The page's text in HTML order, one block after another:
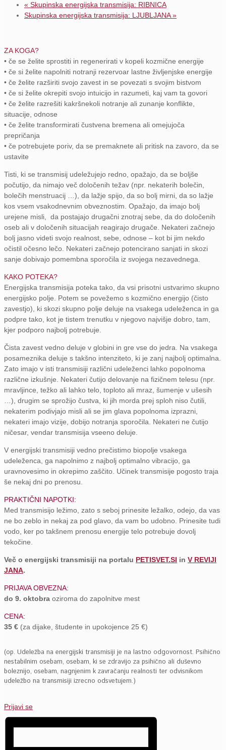
« Skupinska energijska transmisija: RIBNICA
Skupinska energijska transmisija: LJUBLJANA»
ZA KOGA?
• če se želite sprostiti in regenerirati v kopeli kozmične energije
• če si želite napolniti notranji rezervoar lastne življenjske energije
• če želite razširiti svojo zavest in se povezati s svojim bistvom
• če si želite okrepiti svojo intuicijo in razumeti, kaj vam ta govori
• če želite razrešiti kakršnekoli notranje ali zunanje konflikte,
situacije, odnose
• če želite transformirati čustvena bremena ali omejujoča
prepričanja
• če potrebujete poriv, da se premaknete ali pritisk na zavoro, da se
ustavite
Tisti, ki se transmisij udeležujejo redno, opažajo, da se boljše
počutijo, da nimajo več določenih težav (npr. nekaterih bolečin,
bolečih menstruacij …), da lažje spijo, da so bolj mirni, da so lažje
kos vsem vsakodnevnim obveznostim. Opažajo, da imajo bolj
urejene misli, da postajajo drugačni znotraj sebe, da do določenih
oseb ali v določenih situacijah reagirajo drugače. Nekateri začnejo
bolj jasno videti svojo realnost, sebe, odnose – kot bi jim nekdo
očistil očesno lečo. Nekateri začnejo potencirano sanjati in skozi
sanje dobivajo pomembna sporočila iz svojega nezavednega.
KAKO POTEKA?
Energijska transmisija poteka tako, da vsi prisotni ustvarimo skupno
energijsko polje. Potem se povežemo s kozmično energijo (čisto
zavestjo), ki skozi skupno polje deluje na vsakega udeleženca in ga
podpre tako, kot je tistem trenutku v njegovo najvišje dobro, tam,
kjer podporo najbolj potrebuje.
Čista zavest vedno deluje v globini in gre vse do jedra. Na vsakega
posameznika deluje s takšno intenziteto, ki je zanj najbolj optimalna.
Zato imajo v isti transmisiji različni udeleženci lahko popolnoma
različne izkušnje. Nekateri čutijo delovanje na fizičnem telesu (npr.
mravljince, težko ali lahko telo, toploto ali mraz, šumenje v ušesih
…), drugim se sprožijo čustva, ki jih morda prej sploh niso čutili,
nekaterim podivjajo misli ali se jim glava popolnoma izprazni,
nekateri imajo vizije, dobijo notranja sporočila. Nekateri ne čutijo
ničesar, vendar transmisija vseeno deluje.
V energijski transmisiji vedno prečistimo biopolje vsakega
udeleženca, ga napolnimo z najbolj optimalno vibracijo, ga
uravnovesimo in okrepimo zaščito. Učinek transmisije pogosto traja
še nekaj dni po prenosu.
PRAKTIČNI NAPOTKI:
Med transmisijo ležimo, zato s seboj prinesite ležalko, odejo, da vas
ne bo zeblo in nekaj za pod glavo, da vam bo udobno. Prinesite tudi
vodo, ker po takšnem prenosu energije telo potrebuje dovolj
tekočine.
Več o energijski transmisiji na portalu PETISVET.SI in V REVIJI
JANA.
PRIJAVA OBVEZNA:
do 9. oktobra oziroma do zapolnitve mest
CENA:
35 € (za dijake, študente in upokojence 25 €)
(op. Udeležba na energijski transmisiji je na lastno odgovornost. Psihično
nestabilnim osebam, osebam, ki se zdravijo za psihično ali duševno
boleznijo, osebam, nagnjenim k zavračanju realnosti ter odvisnikom
udeležbo na transmisiji izrecno odsvetujem.)
Prijavi se